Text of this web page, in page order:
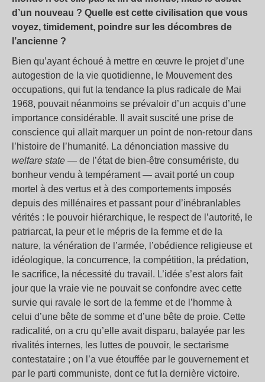
d’un nouveau ? Quelle est cette civilisation que vous
voyez, timidement, poindre sur les décombres de
l’ancienne ?
Bien qu’ayant échoué à mettre en œuvre le projet d’une
autogestion de la vie quotidienne, le Mouvement des
occupations, qui fut la tendance la plus radicale de Mai
1968, pouvait néanmoins se prévaloir d’un acquis d’une
importance considérable. Il avait suscité une prise de
conscience qui allait marquer un point de non-retour dans
l’histoire de l’humanité. La dénonciation massive du
welfare state — de l’état de bien-être consumériste, du
bonheur vendu à tempérament — avait porté un coup
mortel à des vertus et à des comportements imposés
depuis des millénaires et passant pour d’inébranlables
vérités : le pouvoir hiérarchique, le respect de l’autorité, le
patriarcat, la peur et le mépris de la femme et de la
nature, la vénération de l’armée, l’obédience religieuse et
idéologique, la concurrence, la compétition, la prédation,
le sacrifice, la nécessité du travail. L’idée s’est alors fait
jour que la vraie vie ne pouvait se confondre avec cette
survie qui ravale le sort de la femme et de l’homme à
celui d’une bête de somme et d’une bête de proie. Cette
radicalité, on a cru qu’elle avait disparu, balayée par les
rivalités internes, les luttes de pouvoir, le sectarisme
contestataire ; on l’a vue étouffée par le gouvernement et
par le parti communiste, dont ce fut la dernière victoire.